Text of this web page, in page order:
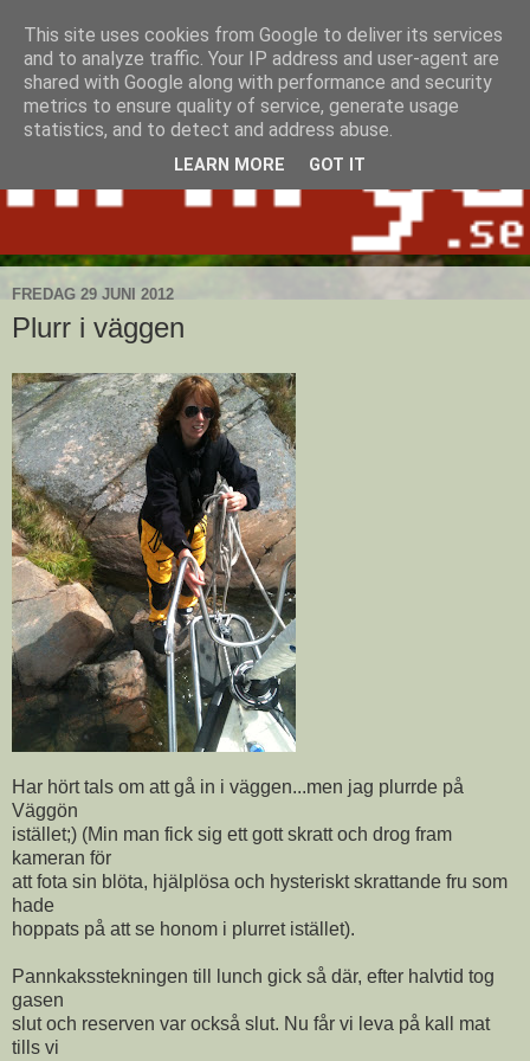
FREDAG 29 JUNI 2012
Plurr i väggen
Har hört tals om att gå in i väggen...men jag plurrde på
Väggön
istället;) (Min man fick sig ett gott skratt och drog fram
kameran för
att fota sin blöta, hjälplösa och hysteriskt skrattande fru som
hade
hoppats på att se honom i plurret istället).
Pannkaksstekningen till lunch gick så där, efter halvtid tog
gasen
slut och reserven var också slut. Nu får vi leva på kall mat
tills vi
This site uses cookies from Google to deliver its services
and to analyze traffic. Your IP address and user-agent are
shared with Google along with performance and security
metrics to ensure quality of service, generate usage
statistics, and to detect and address abuse.
LEARN MORE GOT IT